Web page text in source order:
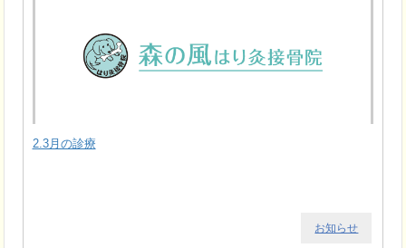
2.3月の診療
お知らせ